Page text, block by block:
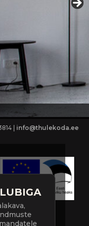
| info@thulekoda.ee